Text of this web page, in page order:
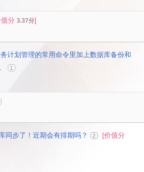
分 3.37分]
计划管理的常用命令里加上数据库备份和
1
同步了！近期会有排期吗？ 2 [价值分